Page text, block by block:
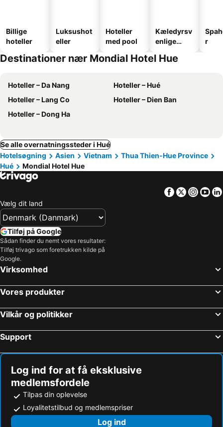
Billige
hoteller
Luksushot
eller
Hoteller
med pool
Kæledyrsv
enlige
r
Destinationer nær Mondial Hotel Hue
Hoteller – Da Nang
Hoteller – Hué
Hoteller – Lang Co
Hoteller – Dien Ban
Hoteller – Dong Ha
Se alle overnatningssteder i Hué
Hotelsøgning
Asien Vietnam
Thua Thien-Hue Province
Hué
Mondial Hotel Hue
Facebook
Twitter
Vælg dit land
Tilføj på Google
Sådan finder du nemt vores resultater:
Tilføj trivago som foretrukken kilde på
Google.
Virksomhed
Vores produkter
Vilkår og politikker
Support
Log ind for at få eksklusive
medlemsfordele
Tilpas din oplevelse
Loyalitetstilbud og medlemspriser
Log ind